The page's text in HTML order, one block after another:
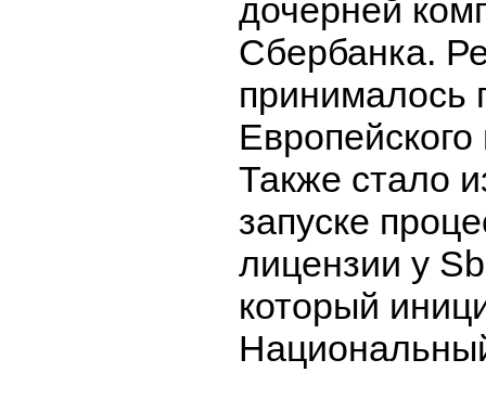
дочерней
Сбербанка.
принималось
Также стало
запуске
лицензии у
который